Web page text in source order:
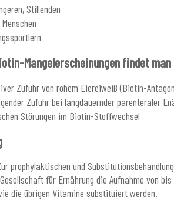
Stillenden
Mangelerscheinungen findet man
Zufuhr von rohem Eiereiweiß (Biotin-
Zufuhr bei langdauernder parenteraler
Störungen im Biotin-Stoffwechsel
prophylaktischen und
für Ernährung die Aufnahme von
die übrigen Vitamine substituiert werden.